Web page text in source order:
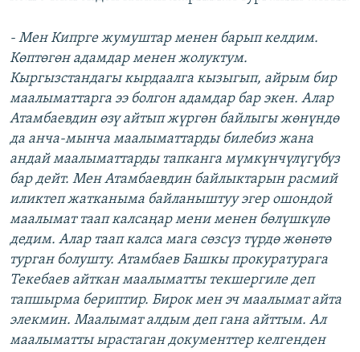
- Мен Кипрге жумуштар менен барып келдим.
Көптөгөн адамдар менен жолуктум.
Кыргызстандагы кырдаалга кызыгып, айрым бир
маалыматтарга ээ болгон адамдар бар экен. Алар
Атамбаевдин өзү айтып жүргөн байлыгы жөнүндө
да анча-мынча маалыматтарды билебиз жана
андай маалыматтарды тапканга мүмкүнчүлүгүбүз
бар дейт. Мен Атамбаевдин байлыктарын расмий
иликтеп жатканыма байланыштуу эгер ошондой
маалымат таап калсаңар мени менен бөлүшкүлө
дедим. Алар таап калса мага сөзсүз түрдө жөнөтө
турган болушту. Атамбаев Башкы прокуратурага
Текебаев айткан маалыматты текшергиле деп
тапшырма бериптир. Бирок мен эч маалымат айта
элекмин. Маалымат алдым деп гана айттым. Ал
маалыматты ырастаган документтер келгенден